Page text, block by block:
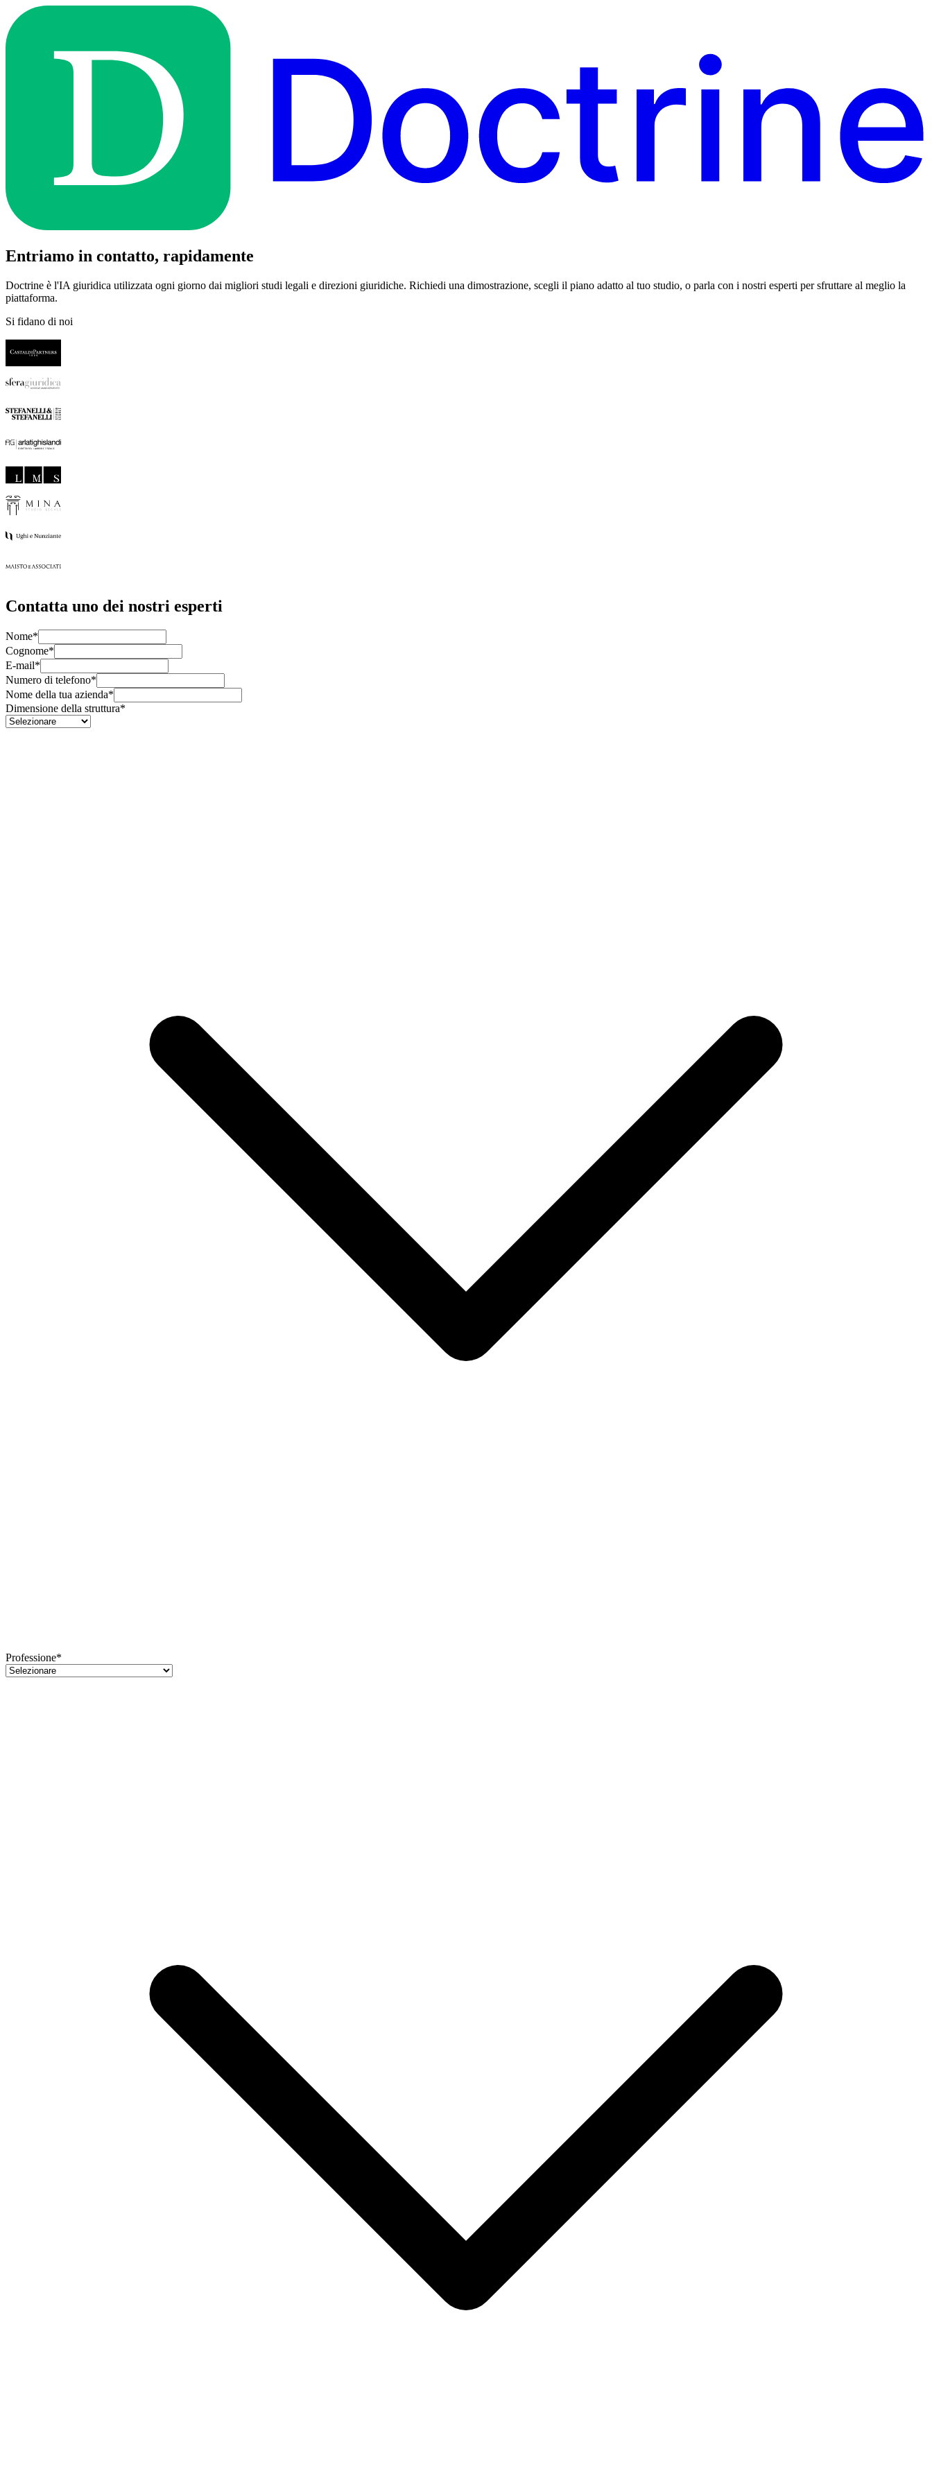
Entriamo in contatto, rapidamente
Doctrine è l'IA giuridica utilizzata ogni giorno dai migliori studi legali e direzioni giuridiche. Richiedi una dimostrazione, scegli il piano adatto al tuo studio, o parla con i nostri esperti per sfruttare al meglio la
piattaforma.
Si fidano di noi
Contatta uno dei nostri esperti
Nome*
Cognome*
E-mail*
Numero di telefono*
Nome della tua azienda*
Dimensione della struttura*
Professione*